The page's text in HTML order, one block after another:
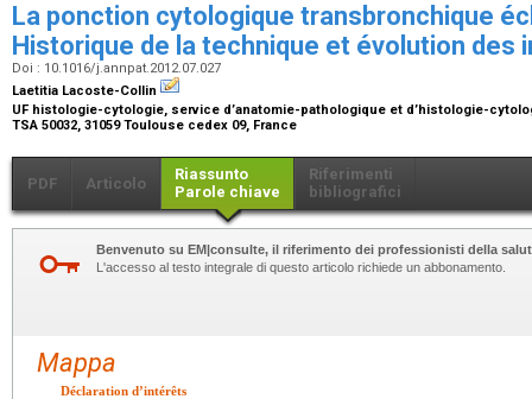
La ponction cytologique transbronchique
Historique de la technique et évolution des
Doi : 10.1016/j.annpat.2012.07.027
Laetitia Lacoste-Collin
UF histologie-cytologie, service d’anatomie-pathologique et d’histologie-
TSA 50032, 31059 Toulouse cedex 09, France
PDF Articolo
Riassunto
Parole chiave
Riferimenti
bibliografici
Benvenuto su EM|consulte, il riferimento dei professionisti della
L'accesso al testo integrale di questo articolo richiede un abbonamento.
Mappa
Déclaration d’intérêts